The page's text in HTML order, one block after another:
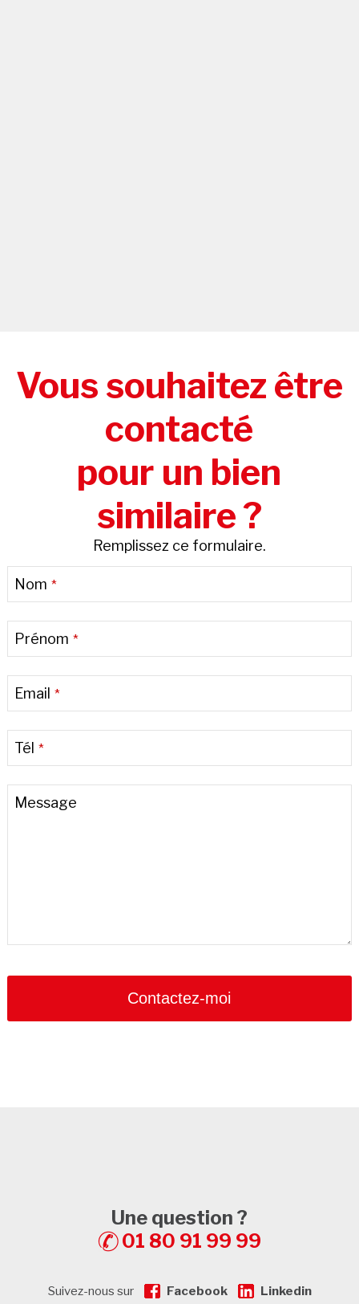
Vous souhaitez être
contacté
pour un bien
similaire ?
Remplissez ce formulaire.
Website
URL
Nom *
Prénom *
Email *
Tél *
Message
Contactez-moi
Une question ?
01 80 91 99 99
Suivez-nous sur Facebook Linkedin